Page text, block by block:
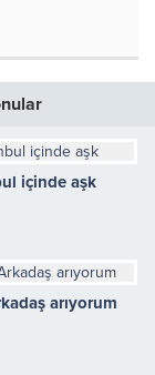
içinde aşk
arıyorum